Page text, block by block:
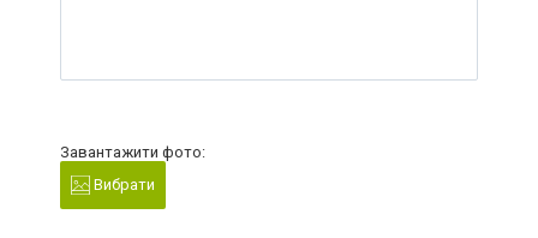
Завантажити фото:
Вибрати